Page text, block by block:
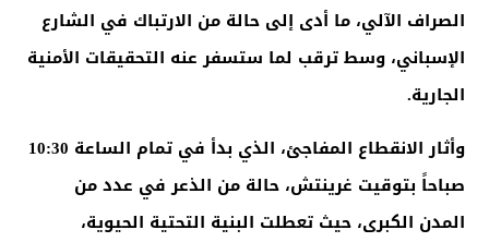
الصراف الآلي، ما أدى إلى حالة من الارتباك في الشارع
الإسباني، وسط ترقب لما ستسفر عنه التحقيقات الأمنية
الجارية.
وأثار الانقطاع المفاجئ، الذي بدأ في تمام الساعة 10:30
صباحاً بتوقيت غرينتش، حالة من الذعر في عدد من
المدن الكبرى، حيث تعطلت البنية التحتية الحيوية،